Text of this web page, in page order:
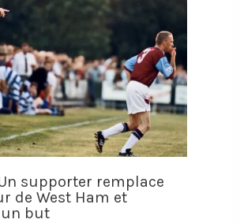
Un supporter remplace
de West Ham et
but